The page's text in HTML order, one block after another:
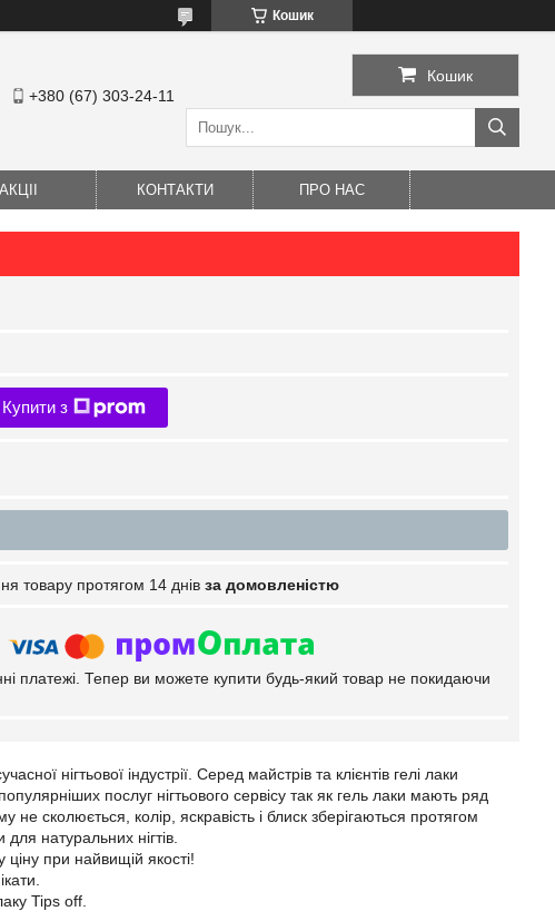
Кошик
+380 (67) 303-24-11
Кошик
АКЦІІ КОНТАКТИ ПРО НАС
Купити з
товару протягом 14 днів за домовленістю
платежі. Тепер ви можете купити будь-який товар не покидаючи
нігтьової індустрії. Серед майстрів та клієнтів гелі лаки
послуг нігтьового сервісу так як гель лаки мають ряд
сколюється, колір, яскравість і блиск зберігаються протягом
натуральних нігтів.
при найвищій якості!
Tips off.